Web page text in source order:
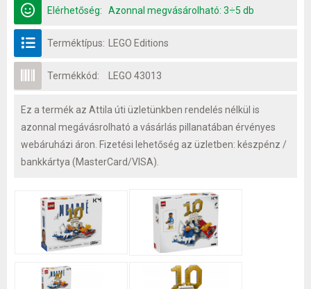
Elérhetőség: Azonnal megvásárolható: 3÷5 db
Terméktípus: LEGO Editions
Termékkód: LEGO 43013
Ez a termék az Attila úti üzletünkben rendelés nélkül is
azonnal megávásrolható a vásárlás pillanatában érvényes
webáruházi áron. Fizetési lehetőség az üzletben: készpénz /
bankkártya (MasterCard/VISA).